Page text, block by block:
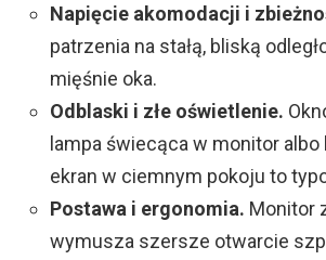
Napięcie akomodacji i
patrzenia na stałą, bliską
mięśnie oka.
Odblaski i złe oświetlenie.
lampa świecąca w monitor
ekran w ciemnym pokoju to
Postawa i ergonomia. Monitor
wymusza szersze otwarcie